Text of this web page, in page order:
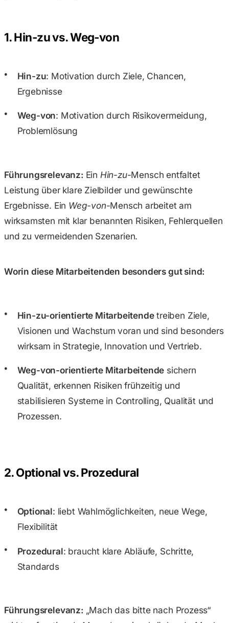
1. Hin-zu vs. Weg-von
Hin-zu: Motivation durch Ziele, Chancen,
Ergebnisse
Weg-von: Motivation durch Risikovermeidung,
Problemlösung
Führungsrelevanz: Ein Hin-zu-Mensch entfaltet
Leistung über klare Zielbilder und gewünschte
Ergebnisse. Ein Weg-von-Mensch arbeitet am
wirksamsten mit klar benannten Risiken, Fehlerquellen
und zu vermeidenden Szenarien.
Worin diese Mitarbeitenden besonders gut sind:
Hin-zu-orientierte Mitarbeitendetreiben Ziele,
Visionen und Wachstum voran und sind besonders
wirksam in Strategie, Innovation und Vertrieb.
Weg-von-orientierte Mitarbeitende sichern
Qualität, erkennen Risiken frühzeitig und
stabilisieren Systeme in Controlling, Qualität und
Prozessen.
2. Optional vs. Prozedural
Optional: liebt Wahlmöglichkeiten, neue Wege,
Flexibilität
Prozedural: braucht klare Abläufe, Schritte,
Standards
Führungsrelevanz: „Mach das bitte nach Prozess“